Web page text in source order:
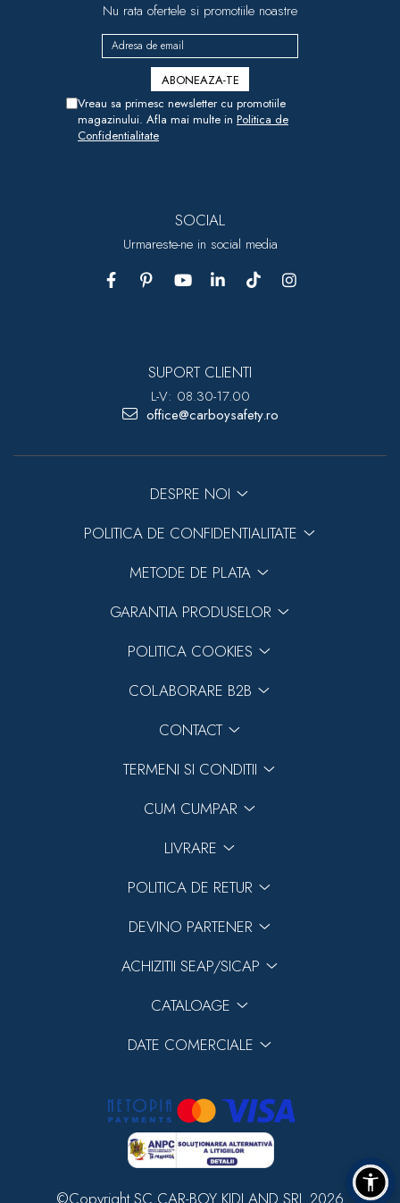
Nu rata ofertele si promotiile noastre
Vreau sa primesc newsletter cu promotiile
magazinului. Afla mai multe in Politica de
Confidentialitate
SOCIAL
Urmareste-ne in social media
SUPORT CLIENTI
L-V: 08.30-17.00
office@carboysafety.ro
DESPRE NOI
POLITICA DE CONFIDENTIALITATE
METODE DE PLATA
GARANTIA PRODUSELOR
POLITICA COOKIES
COLABORARE B2B
CONTACT
TERMENI SI CONDITII
CUM CUMPAR
LIVRARE
POLITICA DE RETUR
DEVINO PARTENER
ACHIZITII SEAP/SICAP
CATALOAGE
DATE COMERCIALE
©Copyright SC CAR-BOY KIDLAND SRL 2026